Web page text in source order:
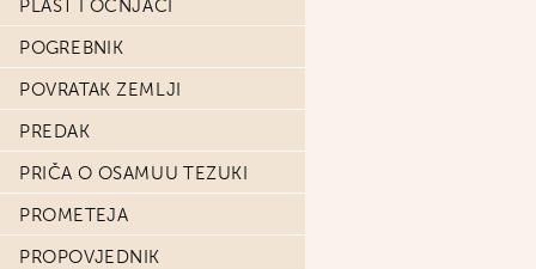
PLAŠT I OČNJACI
POGREBNIK
POVRATAK ZEMLJI
PREDAK
PRIČA O OSAMUU TEZUKI
PROMETEJA
PROPOVJEDNIK